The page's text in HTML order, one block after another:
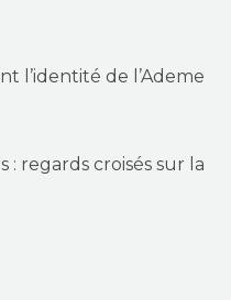
l’identité de l’Ademe
regards croisés sur la